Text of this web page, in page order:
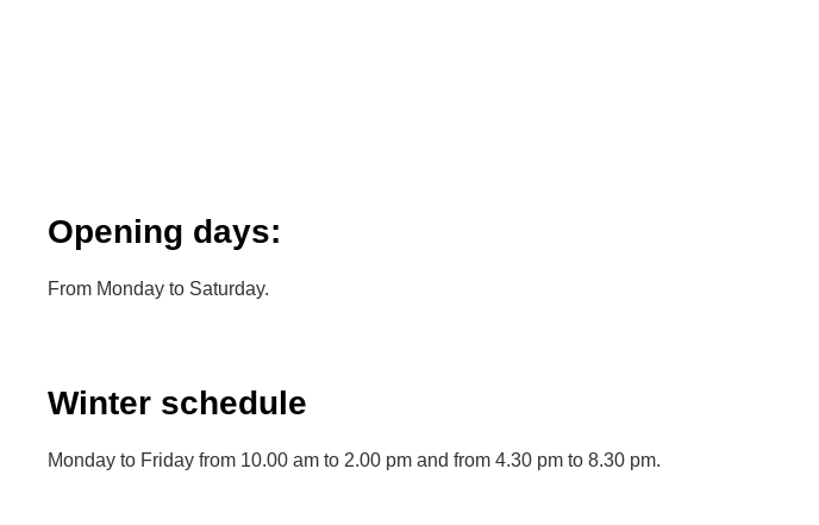
Opening days:
From Monday to Saturday.
Winter schedule
Monday to Friday from 10.00 am to 2.00 pm and from 4.30 pm to 8.30 pm.